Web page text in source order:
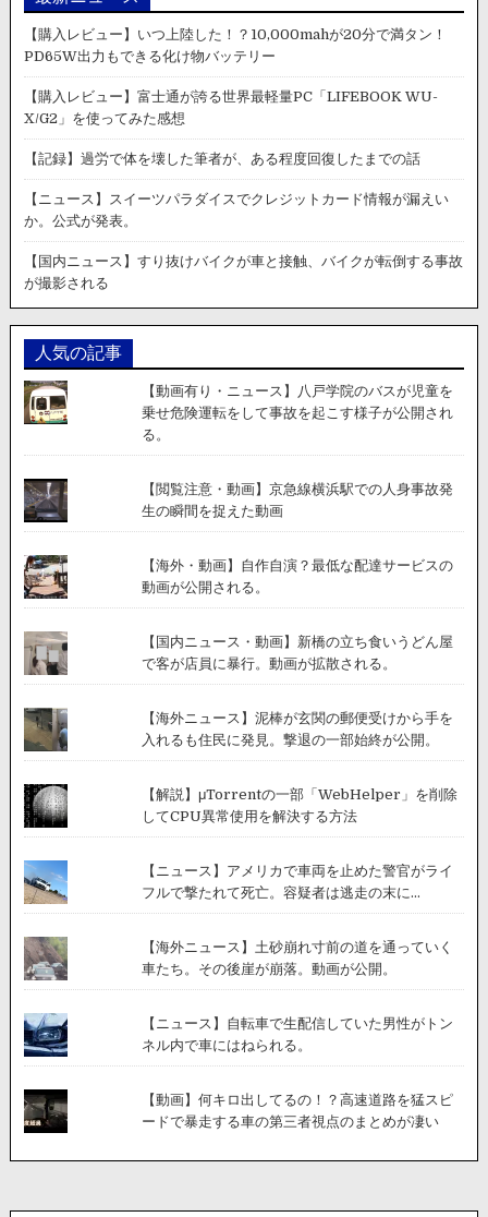
【購入レビュー】いつ上陸した！？10,000mahが20分で満タン！
PD65W出力もできる化け物バッテリー
【購入レビュー】富士通が誇る世界最軽量PC「LIFEBOOK WU-
X/G2」を使ってみた感想
【記録】過労で体を壊した筆者が、ある程度回復したまでの話
【ニュース】スイーツパラダイスでクレジットカード情報が漏えい
か。公式が発表。
【国内ニュース】すり抜けバイクが車と接触、バイクが転倒する事故
が撮影される
人気の記事
【動画有り・ニュース】八戸学院のバスが児童を
乗せ危険運転をして事故を起こす様子が公開され
る。
【閲覧注意・動画】京急線横浜駅での人身事故発
生の瞬間を捉えた動画
【海外・動画】自作自演？最低な配達サービスの
動画が公開される。
【国内ニュース・動画】新橋の立ち食いうどん屋
で客が店員に暴行。動画が拡散される。
【海外ニュース】泥棒が玄関の郵便受けから手を
入れるも住民に発見。撃退の一部始終が公開。
【解説】μTorrentの一部「WebHelper」を削除
してCPU異常使用を解決する方法
【ニュース】アメリカで車両を止めた警官がライ
フルで撃たれて死亡。容疑者は逃走の末に...
【海外ニュース】土砂崩れ寸前の道を通っていく
車たち。その後崖が崩落。動画が公開。
【ニュース】自転車で生配信していた男性がトン
ネル内で車にはねられる。
【動画】何キロ出してるの！？高速道路を猛スピ
ードで暴走する車の第三者視点のまとめが凄い